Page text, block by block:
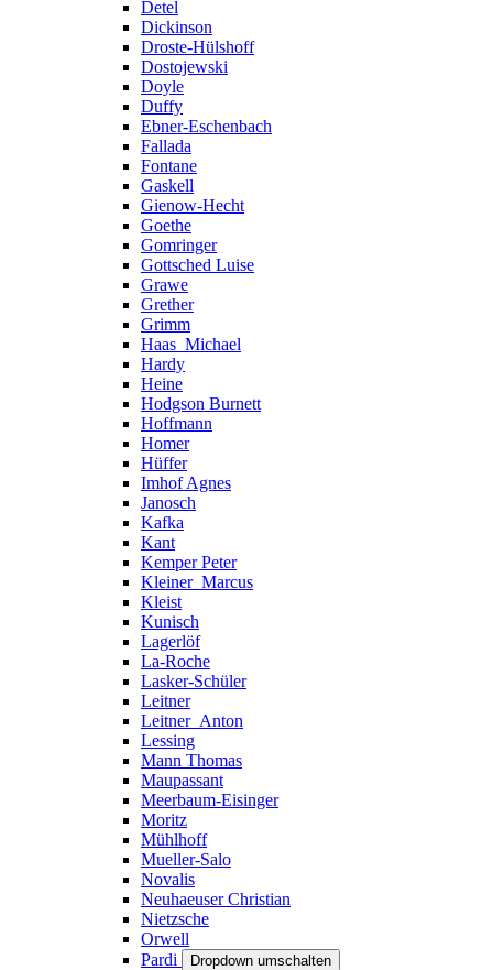
Detel
Dickinson
Droste-Hülshoff
Dostojewski
Doyle
Duffy
Ebner-Eschenbach
Fallada
Fontane
Gaskell
Gienow-Hecht
Goethe
Gomringer
Gottsched Luise
Grawe
Grether
Grimm
Haas_Michael
Hardy
Heine
Hodgson Burnett
Hoffmann
Homer
Hüffer
Imhof Agnes
Janosch
Kafka
Kant
Kemper Peter
Kleiner_Marcus
Kleist
Kunisch
Lagerlöf
La-Roche
Lasker-Schüler
Leitner
Leitner_Anton
Lessing
Mann Thomas
Maupassant
Meerbaum-Eisinger
Moritz
Mühlhoff
Mueller-Salo
Novalis
Neuhaeuser Christian
Nietzsche
Orwell
Pardi
Dropdown umschalten